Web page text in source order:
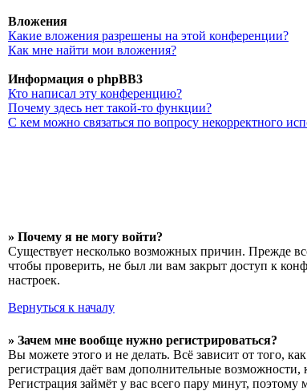
Вложения
Какие вложения разрешены на этой конференции?
Как мне найти мои вложения?
Информация о phpBB3
Кто написал эту конференцию?
Почему здесь нет такой-то функции?
С кем можно связаться по вопросу некорректного
» Почему я не могу войти?
Существует несколько возможных причин. Прежде
чтобы проверить, не был ли вам закрыт доступ к
настроек.
Вернуться к началу
» Зачем мне вообще нужно регистрироваться?
Вы можете этого и не делать. Всё зависит от того,
регистрация даёт вам дополнительные
Регистрация займёт у вас всего пару минут, поэтому